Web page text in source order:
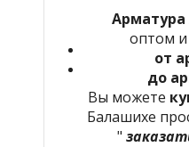
оптом и
от
до
Вы можете
Балашихе
"